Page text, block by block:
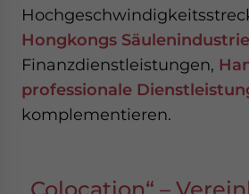
Hongkongs
Finanzdienstleistungen,
professionale
komplementieren.